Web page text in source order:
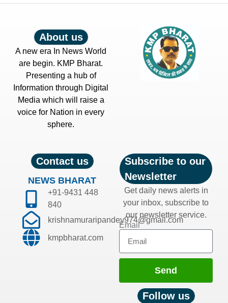
About us
A new era In News World
are begin. KMP Bharat.
Presenting a hub of
Information through Digital
Media which will raise a
voice for Nation in every
sphere.
Contact us
NEWS BHARAT
+91-9431 448
840
krishnamuraripandey974@gmail.com
kmpbharat.com
Subscribe to our
Newsletter
Get daily news alerts in
your inbox, subscribe to
our newsletter service.
Email
Send
Follow us